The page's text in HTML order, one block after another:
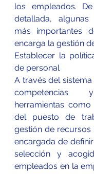
los empleados.
detallada,
más importantes
encarga la gestión
Establecer la
de personal
A través del
competencias
herramientas
del puesto de
gestión de recursos
encargada de
selección y
empleados en la